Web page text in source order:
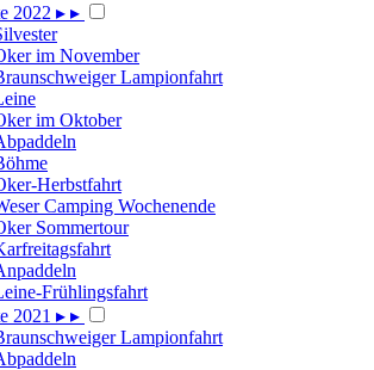
2022 ▸ ▸
im November
Lampionfahrt
im Oktober
Herbstfahrt
Camping Wochenende
Sommertour
Frühlingsfahrt
2021 ▸ ▸
Lampionfahrt